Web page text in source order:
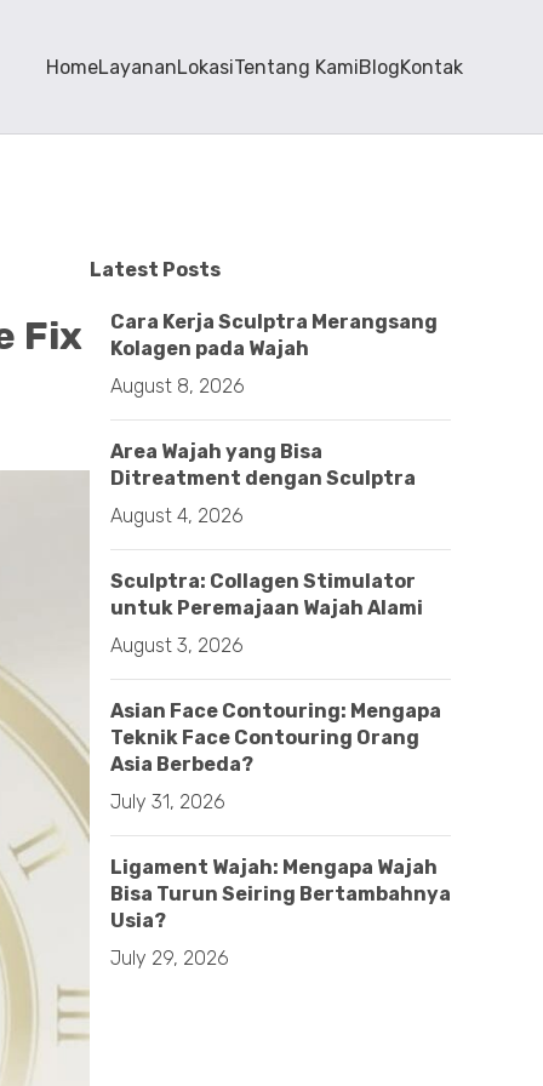
HomeLayananLokasiTentang KamiBlogKontak
Fix
Latest Posts
Cara Kerja Sculptra Merangsang
Kolagen pada Wajah
August 8, 2026
Area Wajah yang Bisa
Ditreatment dengan Sculptra
August 4, 2026
Sculptra: Collagen Stimulator
untuk Peremajaan Wajah Alami
August 3, 2026
Asian Face Contouring: Mengapa
Teknik Face Contouring Orang
Asia Berbeda?
July 31, 2026
Ligament Wajah: Mengapa Wajah
Bisa Turun Seiring Bertambahnya
Usia?
July 29, 2026